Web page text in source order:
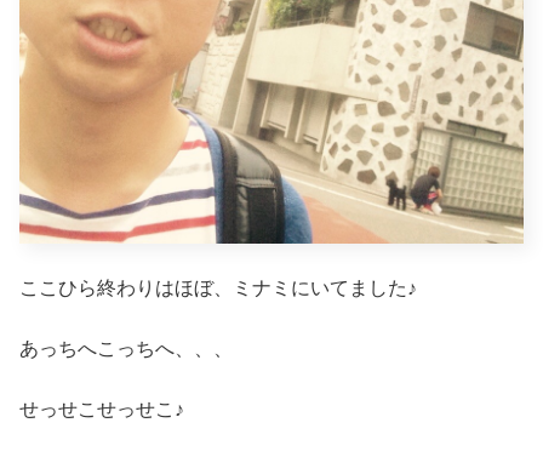
ここひら終わりはほぼ、ミナミにいてました♪
あっちへこっちへ、、、
せっせこせっせこ♪